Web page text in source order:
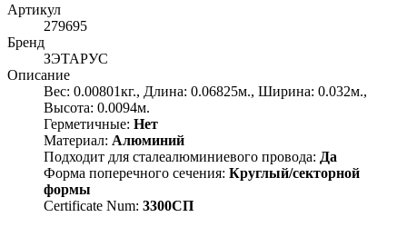
Артикул
279695
Бренд
ЗЭТАРУС
Описание
Вес: 0.00801кг., Длина: 0.06825м., Ширина: 0.032м.,
Высота: 0.0094м.
Герметичные: Нет
Материал: Алюминий
Подходит для сталеалюминиевого провода: Да
Форма поперечного сечения: Круглый/секторной
формы
Certificate Num: 3300СП